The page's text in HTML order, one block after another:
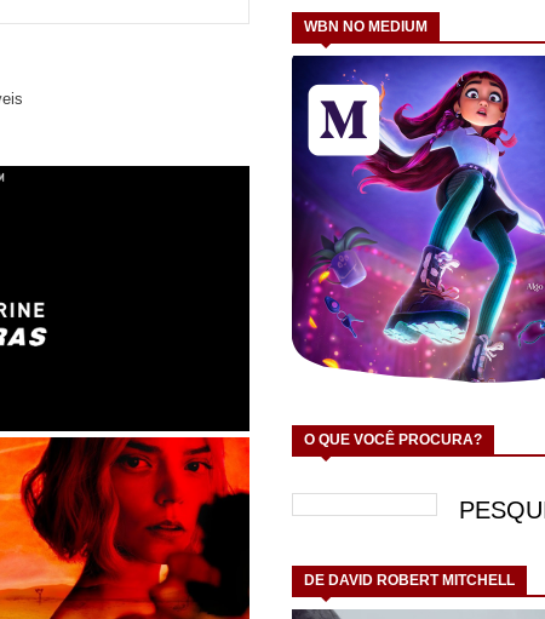
WBN NO MEDIUM
O QUE VOCÊ PROCURA?
DE DAVID ROBERT MITCHELL